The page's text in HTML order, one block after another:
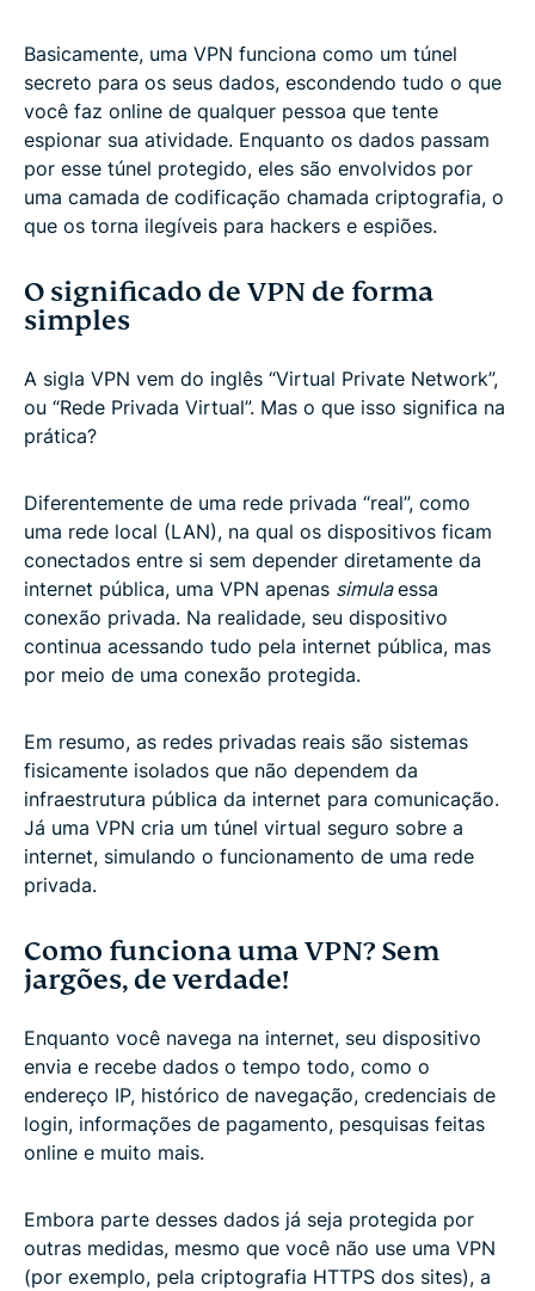
Basicamente, uma VPN funciona como um túnel
secreto para os seus dados, escondendo tudo o que
você faz online de qualquer pessoa que tente
espionar sua atividade. Enquanto os dados passam
por esse túnel protegido, eles são envolvidos por
uma camada de codificação chamada criptografia, o
que os torna ilegíveis para hackers e espiões.
O significado de VPN de forma
simples
A sigla VPN vem do inglês “Virtual Private Network”,
ou “Rede Privada Virtual”. Mas o que isso significa na
prática?
Diferentemente de uma rede privada “real”, como
uma rede local (LAN), na qual os dispositivos ficam
conectados entre si sem depender diretamente da
internet pública, uma VPN apenas simulaessa
conexão privada. Na realidade, seu dispositivo
continua acessando tudo pela internet pública, mas
por meio de uma conexão protegida.
Em resumo, as redes privadas reais são sistemas
fisicamente isolados que não dependem da
infraestrutura pública da internet para comunicação.
Já uma VPN cria um túnel virtual seguro sobre a
internet, simulando o funcionamento de uma rede
privada.
Como funciona uma VPN? Sem
jargões, de verdade!
Enquanto você navega na internet, seu dispositivo
envia e recebe dados o tempo todo, como o
endereço IP, histórico de navegação, credenciais de
login, informações de pagamento, pesquisas feitas
online e muito mais.
Embora parte desses dados já seja protegida por
outras medidas, mesmo que você não use uma VPN
(por exemplo, pela criptografia HTTPS dos sites), a